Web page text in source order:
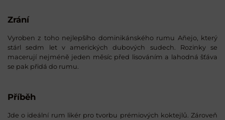
Zrání
Vyroben z toho nejlepšího dominikánského rumu Añejo, který
stárl sedm let v amerických dubových sudech. Rozinky se
macerují nejméně jeden měsíc před lisováním a lahodná šťáva
se pak přidá do rumu.
Příběh
Jde o ideální rum likér pro tvorbu prémiových koktejlů. Zároveň